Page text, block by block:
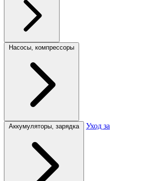
Насосы, компрессоры
Аккумуляторы, зарядка Уход за